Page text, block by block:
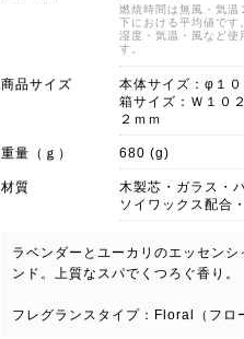
燃焼時間は無風・気温
下における平均値です
湿度・気温・風など使
す。
商品サイズ
本体サイズ：φ１
箱サイズ：Ｗ１０
２ｍｍ
重量（ｇ） 680 (g)
材質
木製芯・ガラス・
ソイワックス配合
ラベンダーとユーカリのエッセンシ
ンド。上質なスパでくつろぐ香り。
フレグランスタイプ：Floral（フロ